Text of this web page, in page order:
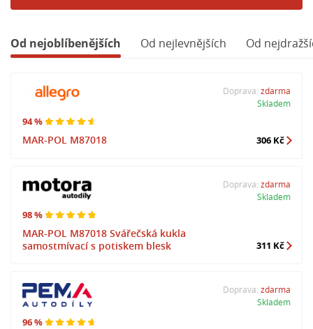
Od nejoblíbenějších Od nejlevnějších Od
94 %
MAR-POL M87018
Doprava: zdarma
Skladem
306 Kč
98 %
MAR-POL M87018 Svářečská kukla
samostmívací s potiskem blesk
Doprava: zdarma
Skladem
311 Kč
96 %
Doprava: zdarma
Skladem